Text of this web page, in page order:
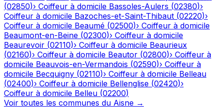
(02850)› Coiffeur à domicile Bassoles-Aulers (02380)›
Coiffeur à domicile Bazoches-et-Saint-Thibaut (02220)›
Coiffeur à domicile Beaumé (02500)› Coiffeur à domicile
Beaumont-en-Beine (02300)› Coiffeur à domicile
Beaurevoir (02110)› Coiffeur à domicile Beaurieux
(02160)› Coiffeur à domicile Beautor (02800)› Coiffeur à
domicile Beauvois-en-Vermandois (02590)› Coiffeur à
domicile Becquigny (02110)› Coiffeur à domicile Belleau
(02400)› Coiffeur à domicile Bellenglise (02420)›
Coiffeur à domicile Belleu (02200)
Voir toutes les communes du Aisne →